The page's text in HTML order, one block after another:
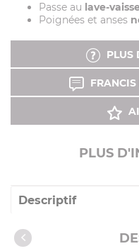
Passe au lave-
Poignées et anses
PLUS
PLUS
Descriptif
Caractéristiques